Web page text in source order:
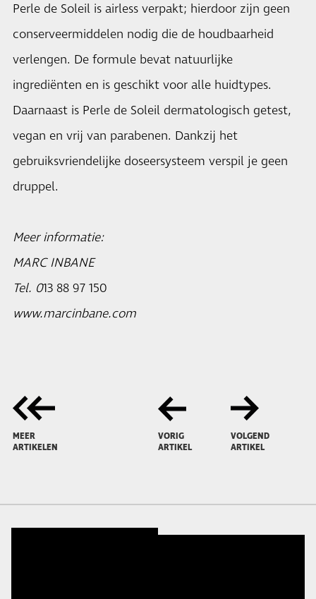
Perle de Soleil is airless verpakt; hierdoor zijn geen
conserveermiddelen nodig die de houdbaarheid
verlengen. De formule bevat natuurlijke
ingrediënten en is geschikt voor alle huidtypes.
Daarnaast is Perle de Soleil dermatologisch getest,
vegan en vrij van parabenen. Dankzij het
gebruiksvriendelijke doseersysteem verspil je geen
druppel.
Meer informatie:
MARC INBANE
Tel. 013 88 97 150
www.marcinbane.com
MEER
ARTIKELEN
VORIG
ARTIKEL
VOLGEND
ARTIKEL